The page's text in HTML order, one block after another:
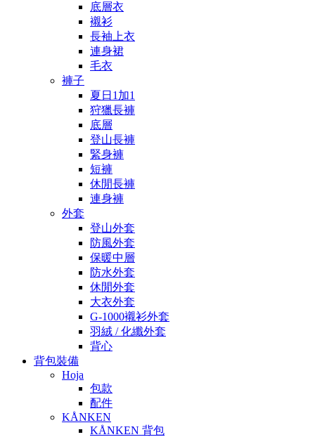
底層衣
襯衫
長袖上衣
連身裙
毛衣
褲子
夏日1加1
狩獵長褲
底層
登山長褲
緊身褲
短褲
休閒長褲
連身褲
外套
登山外套
防風外套
保暖中層
防水外套
休閒外套
大衣外套
G-1000襯衫外套
羽絨 / 化纖外套
背心
背包裝備
Hoja
包款
配件
KÅNKEN
KÅNKEN 背包